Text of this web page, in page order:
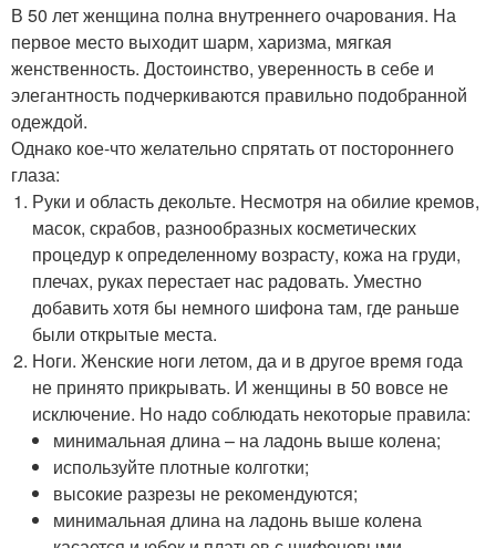
В 50 лет женщина полна внутреннего очарования. На
первое место выходит шарм, харизма, мягкая
женственность. Достоинство, уверенность в себе и
элегантность подчеркиваются правильно подобранной
одеждой.
Однако кое-что желательно спрятать от постороннего
глаза:
Руки и область декольте. Несмотря на обилие кремов,
масок, скрабов, разнообразных косметических
процедур к определенному возрасту, кожа на груди,
плечах, руках перестает нас радовать. Уместно
добавить хотя бы немного шифона там, где раньше
были открытые места.
Ноги. Женские ноги летом, да и в другое время года
не принято прикрывать. И женщины в 50 вовсе не
исключение. Но надо соблюдать некоторые правила:
минимальная длина – на ладонь выше колена;
используйте плотные колготки;
высокие разрезы не рекомендуются;
минимальная длина на ладонь выше колена